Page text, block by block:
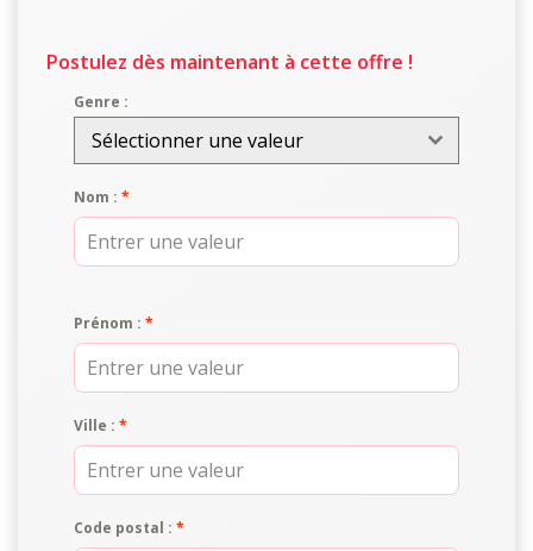
Postulez dès maintenant à cette offre !
Genre :
Sélectionner une valeur
Nom : *
Prénom : *
Ville : *
Code postal : *